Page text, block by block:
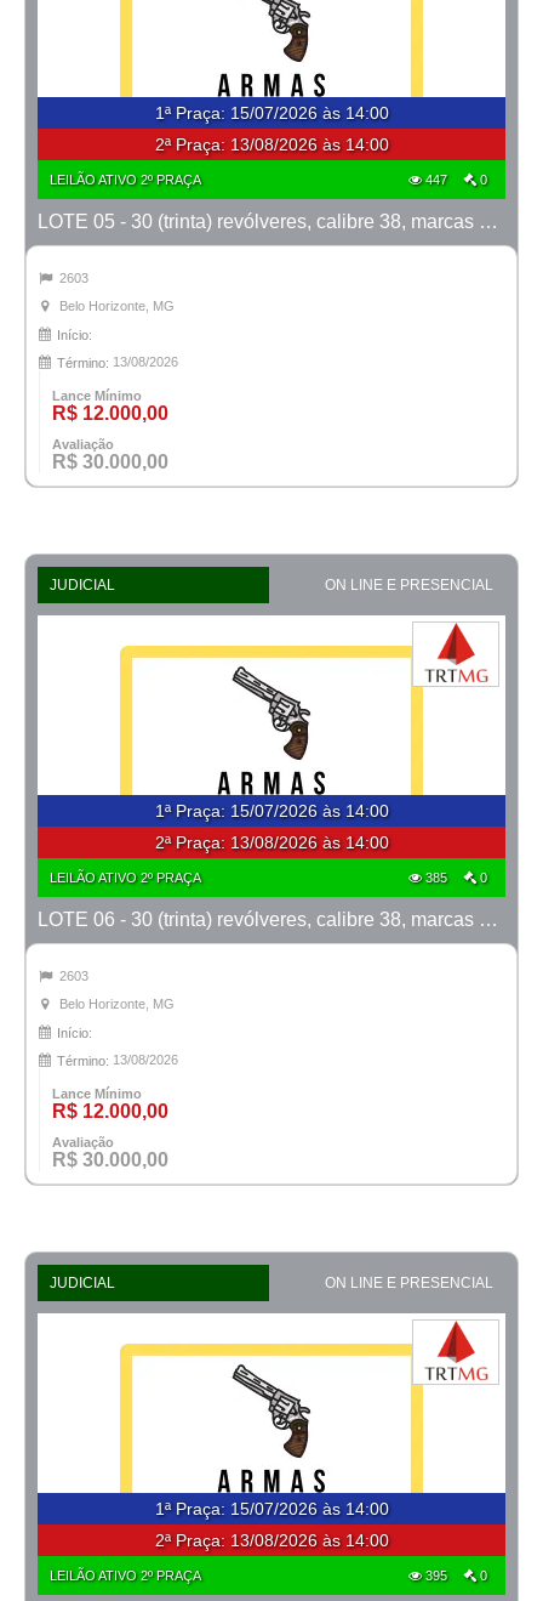
1ª Praça: 15/07/2026 às 14:00
2ª Praça: 13/08/2026 às 14:00
LEILÃO ATIVO 2º PRAÇA 447 0
LOTE 05 - 30 (trinta) revólveres, calibre 38, marcas Taurus e Rossi
2603
Belo Horizonte, MG
Início:
Término: 13/08/2026
Lance Mínimo
R$ 12.000,00
Avaliação
R$ 30.000,00
JUDICIAL ON LINE E PRESENCIAL
1ª Praça: 15/07/2026 às 14:00
2ª Praça: 13/08/2026 às 14:00
LEILÃO ATIVO 2º PRAÇA 385 0
LOTE 06 - 30 (trinta) revólveres, calibre 38, marcas Taurus e Rossi
2603
Belo Horizonte, MG
Início:
Término: 13/08/2026
Lance Mínimo
R$ 12.000,00
Avaliação
R$ 30.000,00
JUDICIAL ON LINE E PRESENCIAL
1ª Praça: 15/07/2026 às 14:00
2ª Praça: 13/08/2026 às 14:00
LEILÃO ATIVO 2º PRAÇA 395 0